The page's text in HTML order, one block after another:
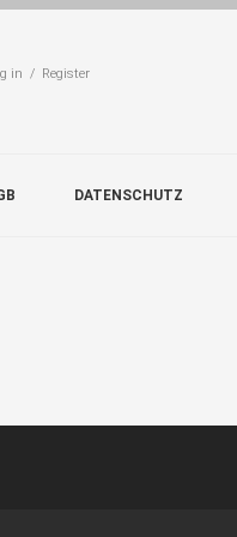
in / Register
DATENSCHUTZ